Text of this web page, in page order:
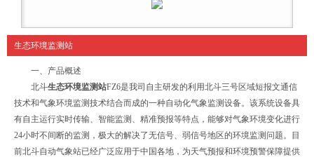
生态环境监测站
一、产品概述
北斗生态环境监测站FZ6是我司自主研发的利用北斗三号区域短报文通信
技术和气象环境监测技术结合而成的一种自动化气象监测设备。该系统设备具
有自主运行实时传输、智能监测、精准预报等特点，能够对气象环境变化进行
24小时不间断的监测，极大的解决了无信号、弱信号地区的环境监测问题。目
前北斗自动气象站已经广泛应用于中国各地，为天气预报和环境预警保障提供